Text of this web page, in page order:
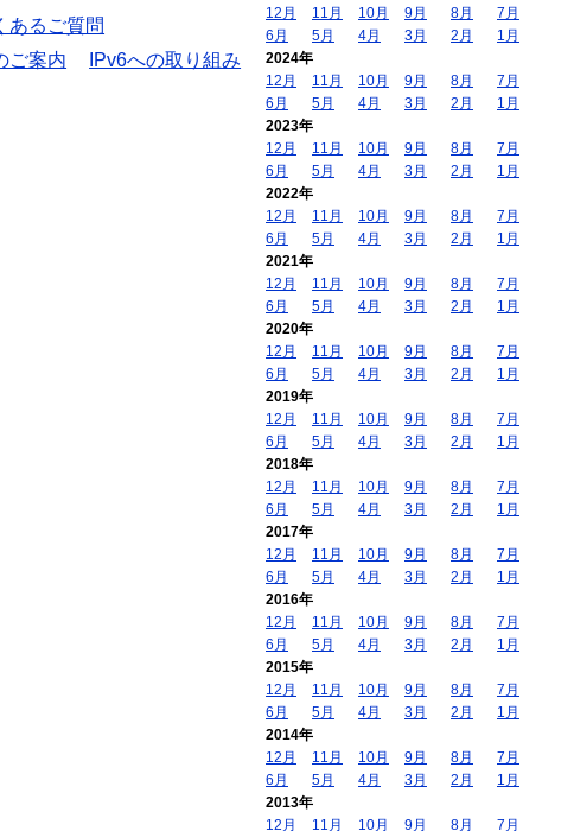
あるご質問
ご案内
IPv6への取り組み
12月
11月 10月 9月 8月
7月
6月
5月 4月 3月 2月
1月
2024年
12月
11月 10月 9月 8月
7月
6月
5月 4月 3月 2月
1月
2023年
12月
11月 10月 9月 8月
7月
6月
5月 4月 3月 2月
1月
2022年
12月
11月 10月 9月 8月
7月
6月
5月 4月 3月 2月
1月
2021年
12月
11月 10月 9月 8月
7月
6月
5月 4月 3月 2月
1月
2020年
12月
11月 10月 9月 8月
7月
6月
5月 4月 3月 2月
1月
2019年
12月
11月 10月 9月 8月
7月
6月
5月 4月 3月 2月
1月
2018年
12月
11月 10月 9月 8月
7月
6月
5月 4月 3月 2月
1月
2017年
12月
11月 10月 9月 8月
7月
6月
5月 4月 3月 2月
1月
2016年
12月
11月 10月 9月 8月
7月
6月
5月 4月 3月 2月
1月
2015年
12月
11月 10月 9月 8月
7月
6月
5月 4月 3月 2月
1月
2014年
12月
11月 10月 9月 8月
7月
6月
5月 4月 3月 2月
1月
2013年
12月
11月 10月 9月 8月 7月